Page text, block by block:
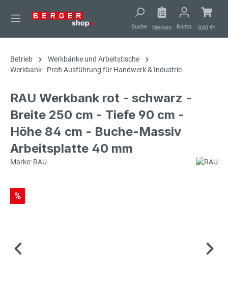
springen
Suche Merken Konto 0,00 €*
Betrieb
Werkbänke und Arbeitstische
Werkbank - Profi Ausführung für Handwerk & Industrie
RAU Werkbank rot - schwarz -
Breite 250 cm - Tiefe 90 cm -
Höhe 84 cm - Buche-Massiv
Arbeitsplatte 40 mm
Marke: RAU
%